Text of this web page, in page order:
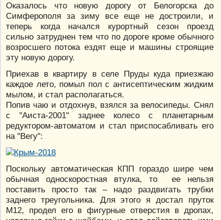
Оказалось что новую дорогу от Белогорска до
Симферополя за зиму все еще не достроили, и
теперь когда начался курортный сезон проезд
сильно затруднен тем что по дороге кроме обычного
возросшего потока ездят еще и машины строящие
эту новую дорогу.
Приехав в квартиру в селе Пруды куда приезжаю
каждое лето, помыл пол с антисептическим жидким
мылом, и стал располагаться.
Попив чаю и отдохнув, взялся за велосипеды. Снял
с "Аиста-2001" заднее колесо с планетарным
редуктором-автоматом и стал приспосабливать его
на "Вегу":
Поскольку автоматическая КПП гораздо шире чем
обычная односкоростная втулка, то ее нельзя
поставить просто так – надо раздвигать трубки
заднего треугольника. Для этого я достал пруток
М12, продел его в фигурные отверстия в дропах,